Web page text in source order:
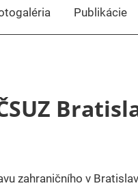
Publikácie
zahraničního v